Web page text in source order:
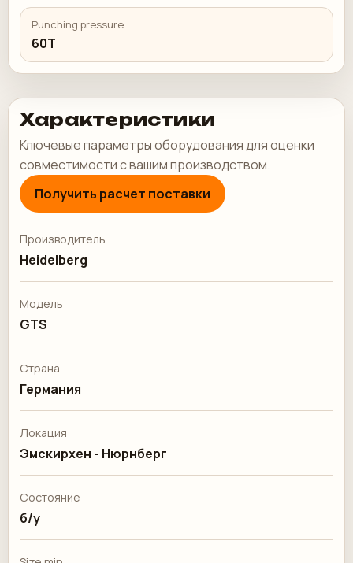
Punching pressure
60Т
Характеристики
Ключевые параметры оборудования для оценки
совместимости с вашим производством.
Получить расчет поставки
Производитель
Heidelberg
Модель
GTS
Страна
Германия
Локация
Эмскирхен - Нюрнберг
Состояние
б/у